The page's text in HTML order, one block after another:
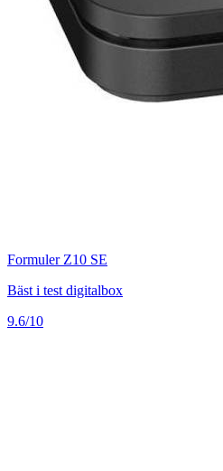
Formuler Z10 SE
Bäst i test digitalbox
9.6/10